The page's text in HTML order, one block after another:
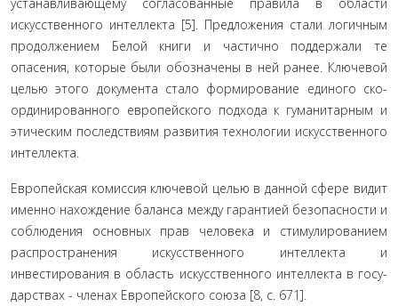
искусственного интеллекта [5]. Предложения стали логич­ным
продолжением Белой книги и частично поддержали те
опасения, которые были обозначены в ней ранее. Ключевой
целью этого документа стало формирование единого ско­
ординированного европейского подхода к гуманитарным и
этическим последствиям развития технологии искусственно­го
интеллекта.
Европейская комиссия ключевой целью в данной сфере видит
именно нахождение баланса между гарантией без­опасности и
соблюдения основных прав человека и стиму­лированием
распространения искусственного интеллекта и
инвестирования в область искусственного интеллекта в госу­
дарствах - членах Европейского союза [8, с. 671].